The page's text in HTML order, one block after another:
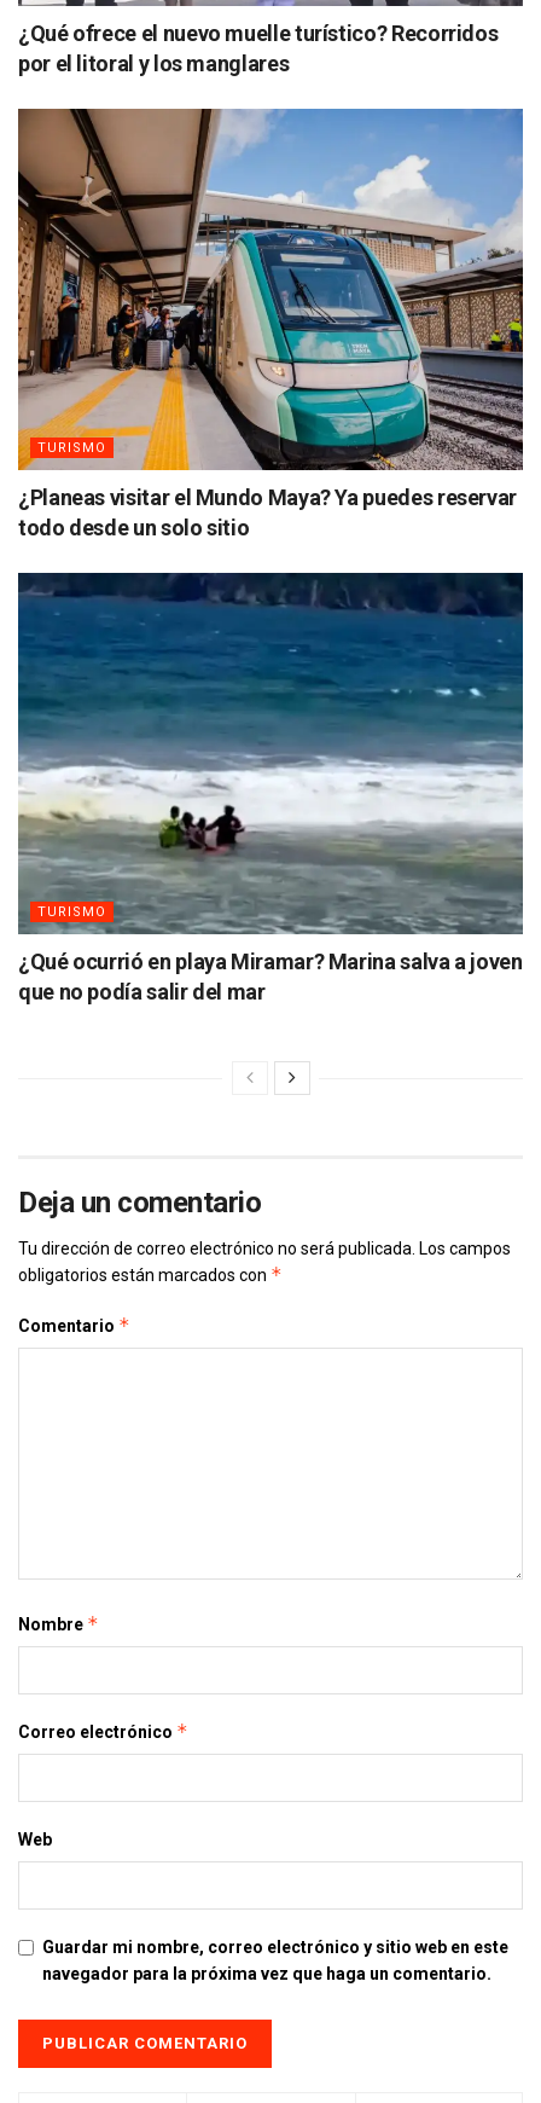
¿Qué ofrece el nuevo muelle turístico? Recorridos
por el litoral y los manglares
TURISMO
¿Planeas visitar el Mundo Maya? Ya puedes reservar
todo desde un solo sitio
TURISMO
¿Qué ocurrió en playa Miramar? Marina salva a joven
que no podía salir del mar
Deja un comentario
Tu dirección de correo electrónico no será publicada. Los campos
obligatorios están marcados con *
Comentario *
Nombre *
Correo electrónico *
Web
Guardar mi nombre, correo electrónico y sitio web en este
navegador para la próxima vez que haga un comentario.